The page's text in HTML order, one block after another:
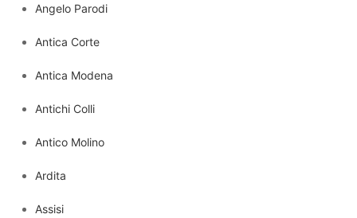
Angelo Parodi
Antica Corte
Antica Modena
Antichi Colli
Antico Molino
Ardita
Assisi